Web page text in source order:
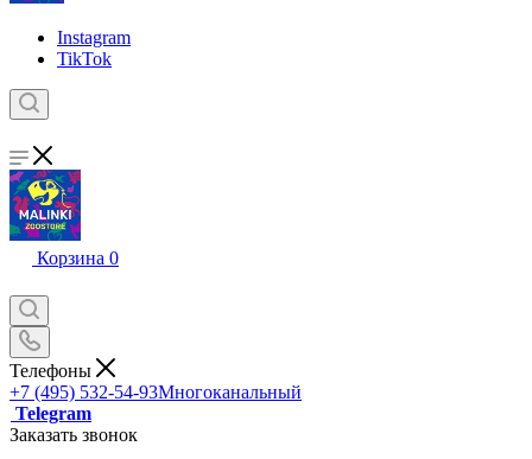
Instagram
TikTok
Корзина 0
Телефоны
+7 (495) 532-54-93Многоканальный
Telegram
Заказать звонок